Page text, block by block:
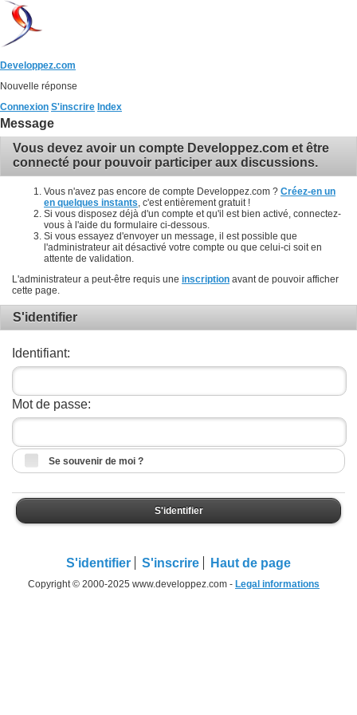
Developpez.com
Nouvelle réponse
Connexion S'inscrire Index
Message
Vous devez avoir un compte Developpez.com et être
connecté pour pouvoir participer aux discussions.
Vous n'avez pas encore de compte Developpez.com ? Créez-en un
en quelques instants , c'est entièrement gratuit !
Si vous disposez déjà d'un compte et qu'il est bien activé, connectez-
vous à l'aide du formulaire ci-dessous.
Si vous essayez d'envoyer un message, il est possible que
l'administrateur ait désactivé votre compte ou que celui-ci soit en
attente de validation.
L'administrateur a peut-être requis une inscription avant de pouvoir afficher
cette page.
S'identifier
Identifiant:
Mot de passe:
Se souvenir de moi ?
S'identifier
S'identifier S'inscrire Haut de page
Copyright © 2000-2025 www.developpez.com - Legal informations